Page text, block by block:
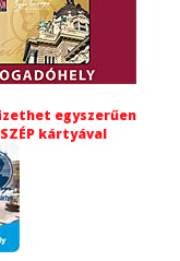
egyszerűen
SZÉP kártyával